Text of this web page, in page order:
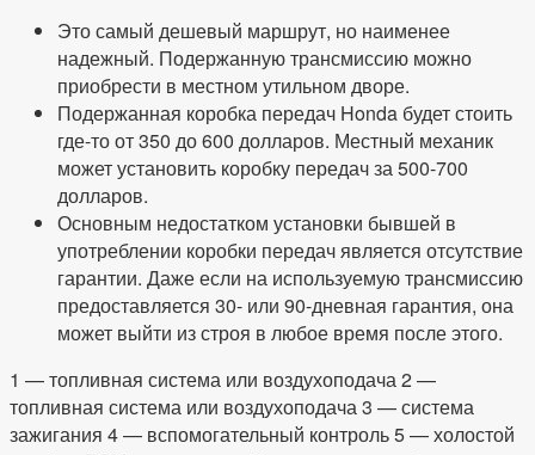
Это самый дешевый маршрут, но наименее
надежный. Подержанную трансмиссию можно
приобрести в местном утильном дворе.
Подержанная коробка передач Honda будет стоить
где-то от 350 до 600 долларов. Местный механик
может установить коробку передач за 500-700
долларов.
Основным недостатком установки бывшей в
употреблении коробки передач является отсутствие
гарантии. Даже если на используемую трансмиссию
предоставляется 30- или 90-дневная гарантия, она
может выйти из строя в любое время после этого.
1 — топливная система или воздухоподача 2 —
топливная система или воздухоподача 3 — система
зажигания 4 — вспомогательный контроль 5 — холостой